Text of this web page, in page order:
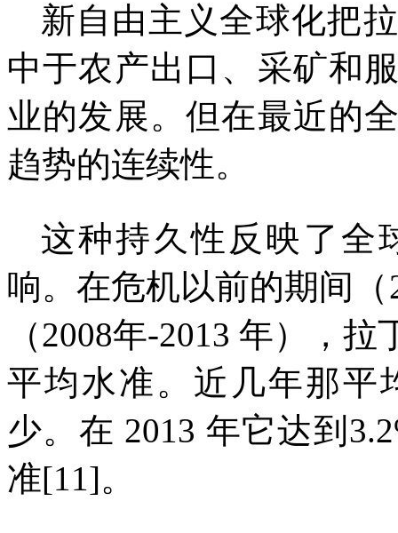
新自由主义全球化把
中于农产出口、采矿和
业的发展。但在最近的
趋势的连续性。
这种持久性反映了全
响。在危机以前的期间（
（2008年-2013年），拉
平均水准。近几年那平
少。在 2013 年它达到
准[11]。